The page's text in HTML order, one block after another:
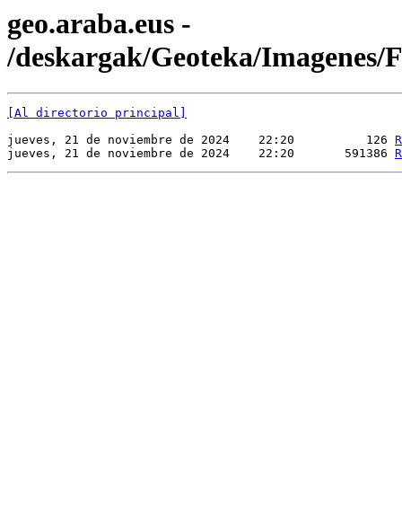
geo.araba.eus -
/deskargak/Geoteka/Imagenes/
[Al directorio principal]
jueves, 21 de noviembre de 2024    22:20          126
jueves, 21 de noviembre de 2024    22:20       591386